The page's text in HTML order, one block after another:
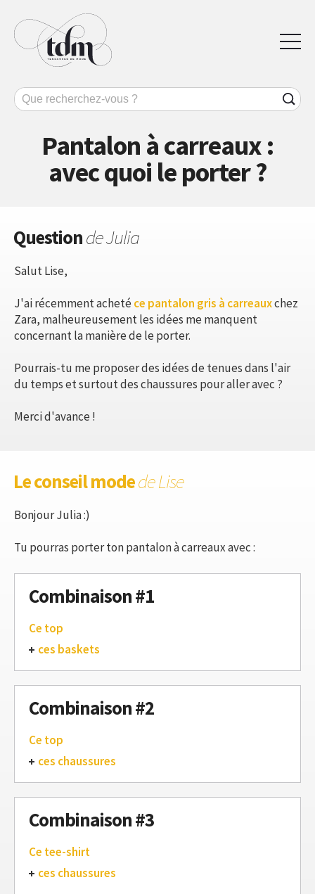
Pantalon à carreaux :
avec quoi le porter ?
Questionde Julia
Salut Lise,
J'ai récemment achetéce pantalon gris à carreauxchez
Zara, malheureusement les idées me manquent
concernant la manière de le porter.
Pourrais-tu me proposer des idées de tenues dans l'air
du temps et surtout des chaussures pour aller avec ?
Merci d'avance !
Le conseil modede Lise
Bonjour Julia :)
Tu pourras porter ton pantalon à carreaux avec :
Combinaison #1
Ce top
ces baskets
Combinaison #2
Ce top
ces chaussures
Combinaison #3
Ce tee-shirt
ces chaussures